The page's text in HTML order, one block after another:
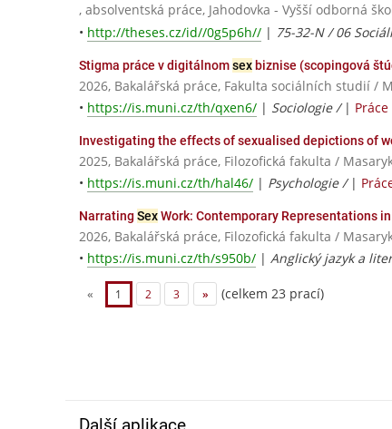
, absolventská práce, Jahodovka - Vyšší odborná
• http://theses.cz/id//0g5p6h// | 75-32-N / 06
Stigma práce v digitálnomsexbiznise (scopingová
2026, Bakalářská práce, Fakulta sociálních studií /
• https://is.muni.cz/th/qxen6/ | Sociologie / |
Investigating the effects of sexualised depictions of
2025, Bakalářská práce, Filozofická fakulta /
• https://is.muni.cz/th/hal46/ | Psychologie / |
Narrating SexWork: Contemporary Representations
2026, Bakalářská práce, Filozofická fakulta /
• https://is.muni.cz/th/s950b/ | Anglický jazyk a
« 1 2 3 » (celkem 23 prací)